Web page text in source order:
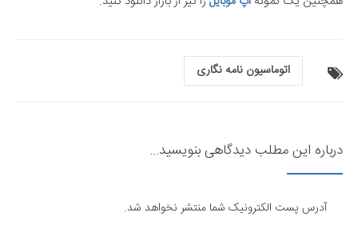
اتوماسیون نامه نگاری
درباره این مطلب دیدگاهی بنویسید...
آدرس پست الکترونیک شما منتشر نخواهد شد.